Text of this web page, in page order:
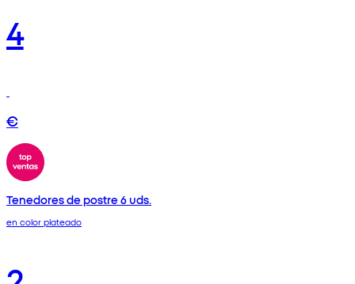
4
€
Tenedores de postre 6 uds.
en color plateado